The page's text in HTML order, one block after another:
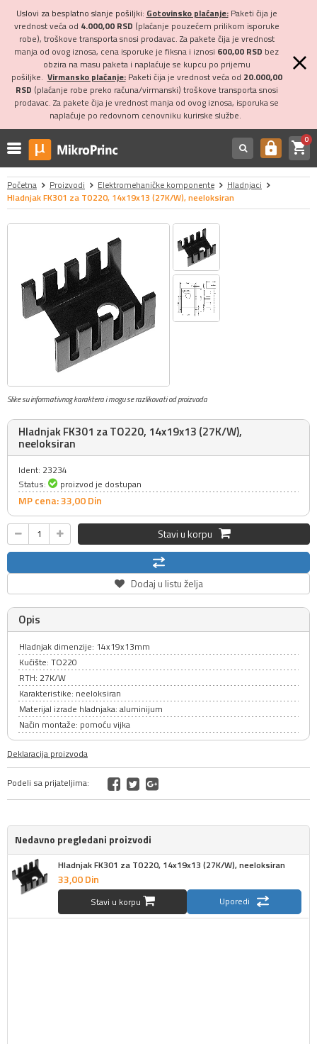
Uslovi za besplatno slanje pošiljki: Gotovinsko plaćanje:Paketi čija je
vrednost veća od 4.000,00 RSD (plaćanje pouzećem prilikom isporuke
robe), troškove transporta snosi prodavac. Za pakete čija je vrednost
manja od ovog iznosa, cena isporuke je fiksna i iznosi 600,00 RSD bez
obzira na masu paketa i naplaćuje se kupcu po prijemu
pošiljke. Virmansko plaćanje:Paketi čija je vrednost veća od 20.000,00
RSD (plaćanje robe preko računa/virmanski) troškove transporta snosi
prodavac. Za pakete čija je vrednost manja od ovog iznosa, isporuka se
naplaćuje po redovnom cenovniku kurirske službe.
https shopping_cart0
Početna Proizvodi Elektromehaničke komponente
Hladnjaci
Hladnjak FK301 za TO220, 14x19x13 (27K/W), neeloksiran
Slike su informativnog karaktera i mogu se razlikovati od proizvoda
Hladnjak FK301 za TO220, 14x19x13 (27K/W),
neeloksiran
Ident: 23234
Status:
proizvod je dostupan
MP cena: 33,00Din
Stavi u korpu
Dodaj u listu želja
Opis
Hladnjak dimenzije: 14x19x13mm
Kućište: TO220
RTH: 27K/W
Karakteristike: neeloksiran
Materijal izrade hladnjaka: aluminijum
Način montaže: pomoću vijka
Deklaracija proizvoda
Podeli sa prijateljima:
Nedavno pregledani proizvodi
Hladnjak FK301 za TO220, 14x19x13 (27K/W), neeloksiran
33,00Din
Stavi u korpu Uporedi